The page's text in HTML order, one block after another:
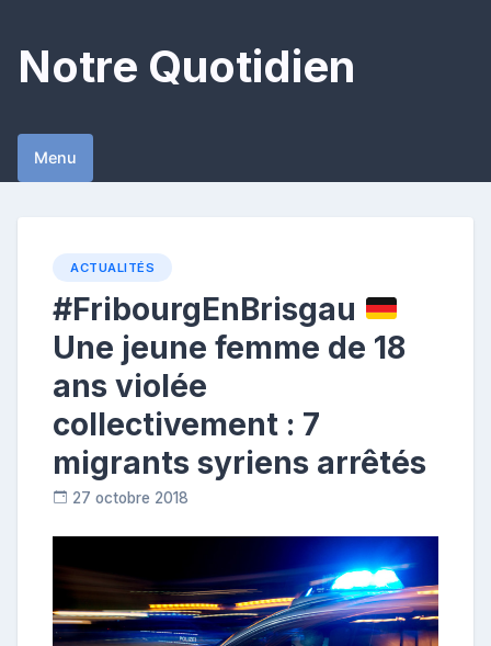
content
Notre Quotidien
Menu
ACTUALITÉS
#FribourgEnBrisgau
Une jeune femme de 18
ans violée
collectivement : 7
migrants syriens arrêtés
27 octobre 2018
t
r
i